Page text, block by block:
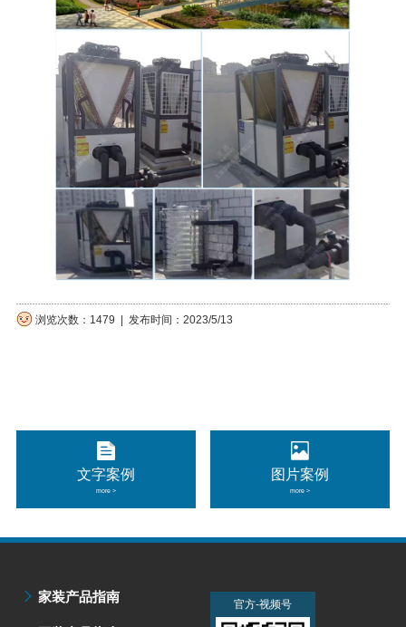
浏览次数：1479 | 发布时间：2023/5/13
文字案例
more >
图片案例
more >
家装产品指南 官方-微信公众号
官方-视频号